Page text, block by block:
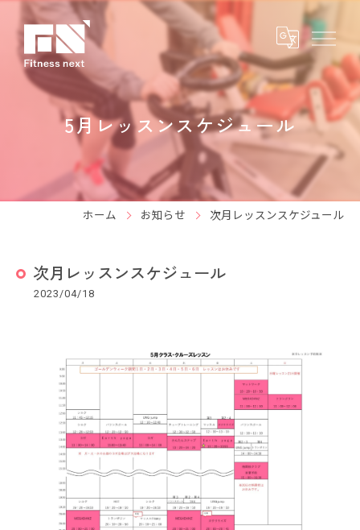
5月レッスンスケジュール
ホーム お知らせ 次月レッスンスケジュール
次月レッスンスケジュール
2023/04/18